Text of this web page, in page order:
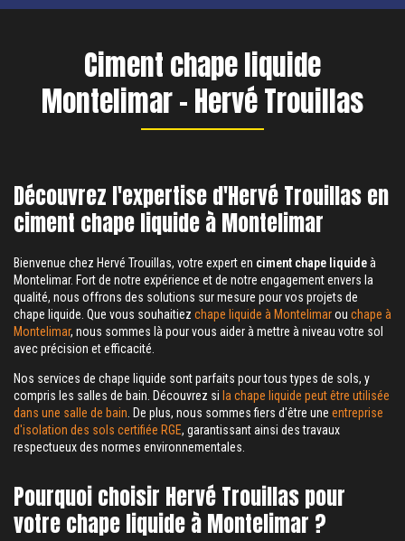
Ciment chape liquide
Montelimar - Hervé Trouillas
Découvrez l'expertise d'Hervé Trouillas en
ciment chape liquide à Montelimar
Bienvenue chez Hervé Trouillas, votre expert en ciment chape liquideà
Montelimar. Fort de notre expérience et de notre engagement envers la
qualité, nous offrons des solutions sur mesure pour vos projets de
chape liquide. Que vous souhaitiez chape liquide à Montelimarou chape à
Montelimar, nous sommes là pour vous aider à mettre à niveau votre sol
avec précision et efficacité.
Nos services de chape liquide sont parfaits pour tous types de sols, y
compris les salles de bain. Découvrez si la chape liquide peut être utilisée
dans une salle de bain . De plus, nous sommes fiers d'être une entreprise
d'isolation des sols certifiée RGE, garantissant ainsi des travaux
respectueux des normes environnementales.
Pourquoi choisir Hervé Trouillas pour
votre chape liquide à Montelimar ?